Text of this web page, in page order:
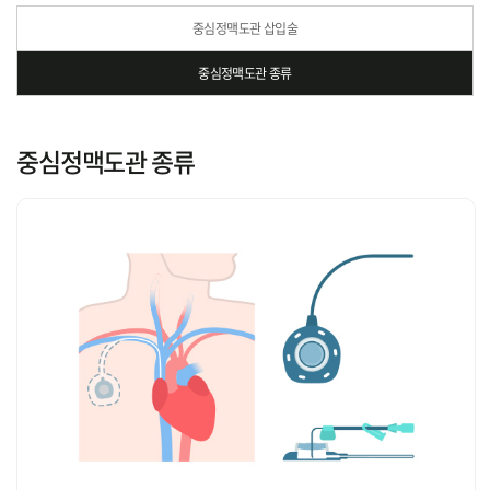
중심정맥도관 삽입술
중심정맥도관 종류
중심정맥도관 종류